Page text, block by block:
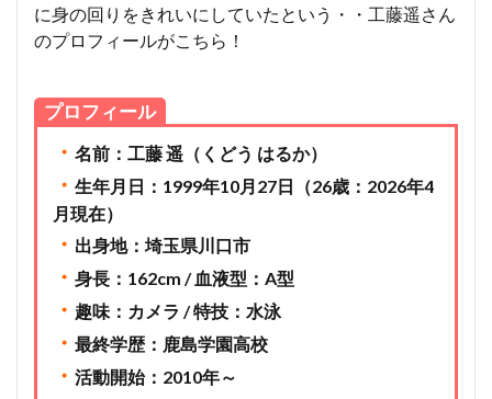
に身の回りをきれいにしていたという・・工藤遥さん
のプロフィールがこちら！
プロフィール
・ 名前：工藤 遥（くどう はるか）
・ 生年月日：1999年10月27日（26歳：2026年4
月現在）
・ 出身地：埼玉県川口市
・ 身長：162cm / 血液型：A型
・ 趣味：カメラ / 特技：水泳
・ 最終学歴：鹿島学園高校
・ 活動開始：2010年～